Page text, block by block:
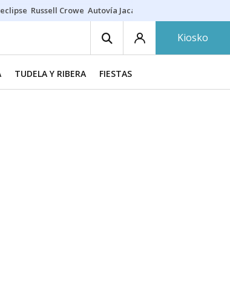
Russell Crowe Autovía Jaca
Kiosko
TUDELA Y RIBERA FIESTAS